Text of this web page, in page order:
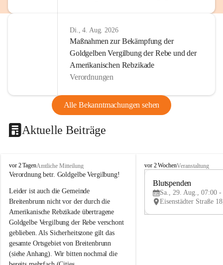
Di., 4. Aug. 2026
Maßnahmen zur Bekämpfung der
Goldgelben Vergilbung der Rebe und der
Amerikanischen Rebzikade
Verordnungen
Alle Bekanntmachungen sehen
Aktuelle Beiträge
B
r
i
t
e
n
b
r
u
n
vor 2 TagenAmtliche Mitteilung
Verordnung betr. Goldgelbe Vergilbung!
Leider ist auch die Gemeinde
Breitenbrunn nicht vor der durch die
Amerikanische Rebzikade übertragene
Goldgelbe Vergilbung der Rebe verschont
geblieben. Als Sicherheitszone gilt das
gesamte Ortsgebiet von Breitenbrunn
(siehe Anhang). Wir bitten nochmal die
B
e
vor 2 WochenVeranstaltung
Blutspenden
Sa., 29. Aug., 07:00 -